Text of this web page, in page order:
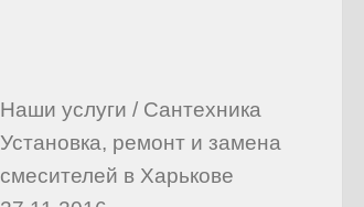
Наши услуги / Сантехника
Установка, ремонт и замена
смесителей в Харькове